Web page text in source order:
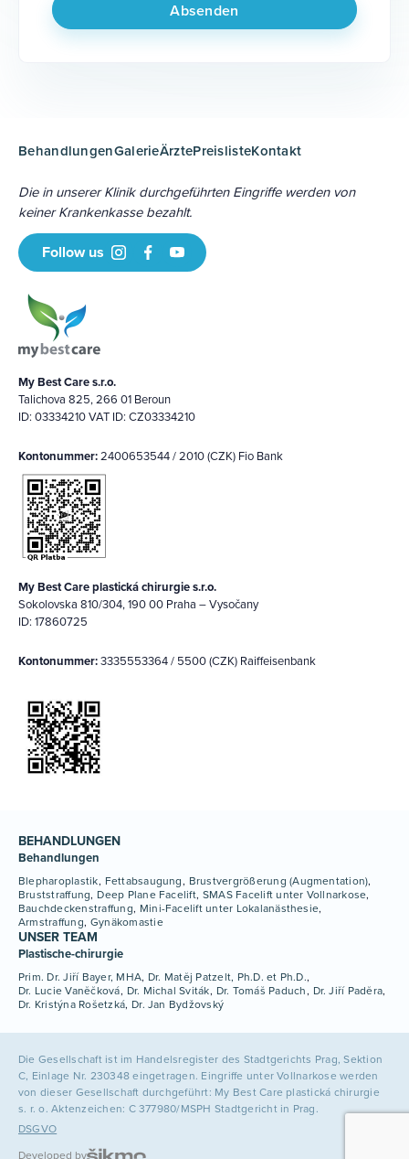
BehandlungenGalerieÄrztePreislisteKontakt
Die in unserer Klinik durchgeführten Eingriffe werden von
keiner Krankenkasse bezahlt.
Follow us
My Best Care s.r.o.
Talichova 825, 266 01 Beroun
ID: 03334210 VAT ID: CZ03334210
Kontonummer:2400653544 / 2010 (CZK) Fio Bank
My Best Care plastická chirurgie s.r.o.
Sokolovska 810/304, 190 00 Praha – Vysočany
ID: 17860725
Kontonummer:3335553364 / 5500 (CZK) Raiffeisenbank
BEHANDLUNGEN
Behandlungen
Blepharoplastik Fettabsaugung Brustvergrößerung (Augmentation)
Bruststraffung Deep Plane Facelift SMAS Facelift unter Vollnarkose
Bauchdeckenstraffung Mini-Facelift unter Lokalanästhesie
Armstraffung Gynäkomastie
UNSER TEAM
Plastische-chirurgie
Prim. Dr. Jiří Bayer, MHA Dr. Matěj Patzelt, Ph.D. et Ph.D.
Dr. Lucie Vaněčková Dr. Michal Sviták Dr. Tomáš Paduch Dr. Jiří Paděra
Dr. Kristýna Rošetzká Dr. Jan Bydžovský
Die Gesellschaft ist im Handelsregister des Stadtgerichts Prag, Sektion
C, Einlage Nr. 230348 eingetragen. Eingriffe unter Vollnarkose werden
von dieser Gesellschaft durchgeführt: My Best Care plastická chirurgie
s. r. o. Aktenzeichen: C 377980/MSPH Stadtgericht in Prag.
DSGVO
Developed by